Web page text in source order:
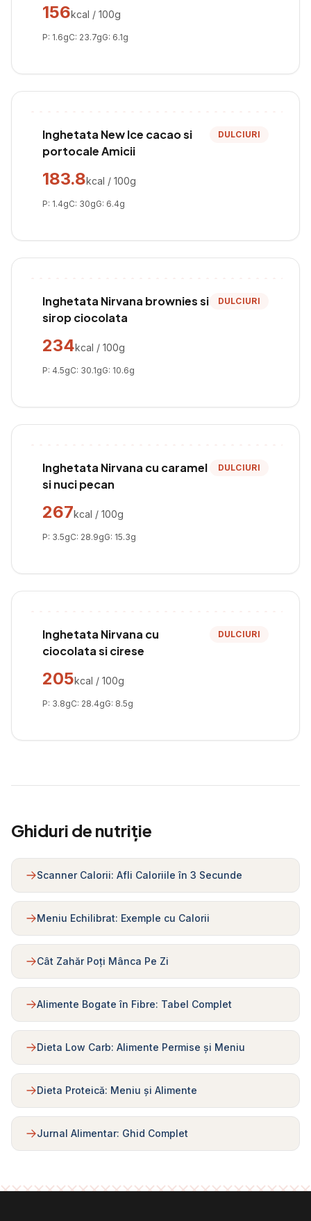
156kcal / 100g
P: 1.6gC: 23.7gG: 6.1g
Inghetata New Ice cacao si
portocale Amicii
DULCIURI
183.8kcal / 100g
P: 1.4gC: 30gG: 6.4g
Inghetata Nirvana brownies si
sirop ciocolata
DULCIURI
234kcal / 100g
P: 4.5gC: 30.1gG: 10.6g
Inghetata Nirvana cu caramel
si nuci pecan
DULCIURI
267kcal / 100g
P: 3.5gC: 28.9gG: 15.3g
Inghetata Nirvana cu
ciocolata si cirese
DULCIURI
205kcal / 100g
P: 3.8gC: 28.4gG: 8.5g
Ghiduri de nutriție
Scanner Calorii: Afli Caloriile în 3 Secunde
Meniu Echilibrat: Exemple cu Calorii
Cât Zahăr Poți Mânca Pe Zi
Alimente Bogate în Fibre: Tabel Complet
Dieta Low Carb: Alimente Permise și Meniu
Dieta Proteică: Meniu și Alimente
Jurnal Alimentar: Ghid Complet